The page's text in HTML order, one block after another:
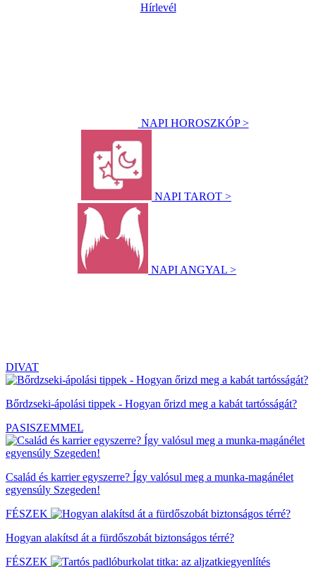
Hírlevél
NAPI HOROSZKÓP >
NAPI TAROT >
NAPI ANGYAL >
DIVAT
Bőrdzseki-ápolási tippek - Hogyan őrizd meg a kabát tartósságát?
PASISZEMMEL
Család és karrier egyszerre? Így valósul meg a munka-magánélet
egyensúly Szegeden!
FÉSZEK
Hogyan alakítsd át a fürdőszobát biztonságos térré?
FÉSZEK